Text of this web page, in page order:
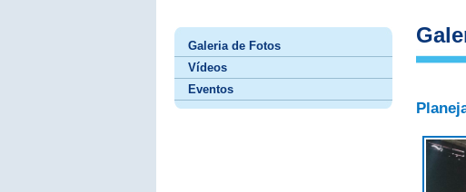
Galeria de Fotos
Vídeos
Eventos